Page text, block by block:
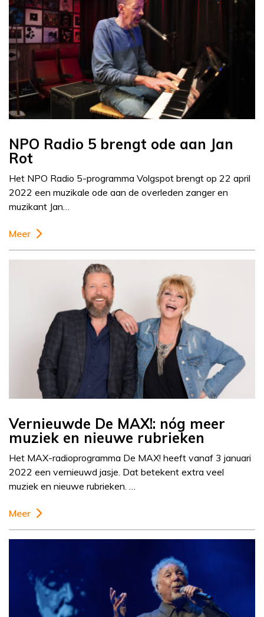
NPO Radio 5 brengt ode aan Jan
Rot
Het NPO Radio 5-programma Volgspot brengt op 22 april
2022 een muzikale ode aan de overleden zanger en
muzikant Jan…
Meer
Vernieuwde De MAX!: nóg meer
muziek en nieuwe rubrieken
Het MAX-radioprogramma De MAX! heeft vanaf 3 januari
2022 een vernieuwd jasje. Dat betekent extra veel
muziek en nieuwe rubrieken. …
Meer